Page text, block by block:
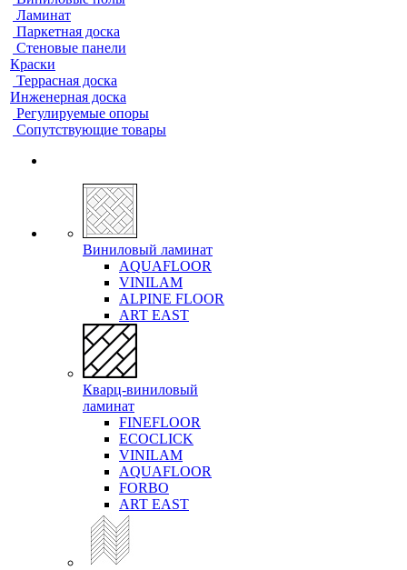
Ламинат
Паркетная доска
Стеновые панели
Краски
Террасная доска
Инженерная доска
Регулируемые опоры
Сопутствующие товары
Виниловый ламинат
AQUAFLOOR
VINILAM
ALPINE FLOOR
ART EAST
Кварц-виниловый
ламинат
FINEFLOOR
ECOCLICK
VINILAM
AQUAFLOOR
FORBO
ART EAST